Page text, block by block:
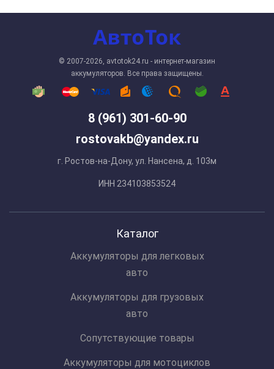
8 (961) 301-60-90
rostovakb@yandex.ru
г. Ростов-на-Дону, ул. Нансена, д. 103м
ИНН 234103853524
© 2007-2026, avtotok24.ru - интернет-магазин
аккумуляторов. Все права защищены.
Каталог
Аккумуляторы для легковых
авто
Аккумуляторы для грузовых
авто
Сопутствующие товары
Аккумуляторы для мотоциклов